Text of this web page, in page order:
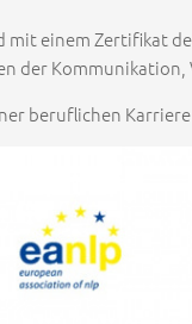
einem Zertifikat
der
beruflichen